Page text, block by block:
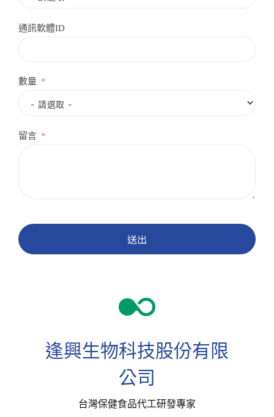
逢興生物科技股份有限
公司
台灣保健食品代工研發專家
通訊軟體ID
數量
留言
送出